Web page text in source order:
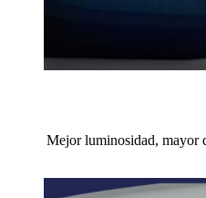
Mejor luminosidad, mayor